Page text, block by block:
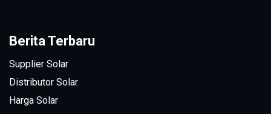
Berita Terbaru
Supplier Solar
Distributor Solar
Harga Solar